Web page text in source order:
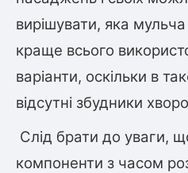
вирішувати, яка
краще всього
варіанти, оскільки в
відсутні збудники
Слід брати до уваги,
компоненти з часом